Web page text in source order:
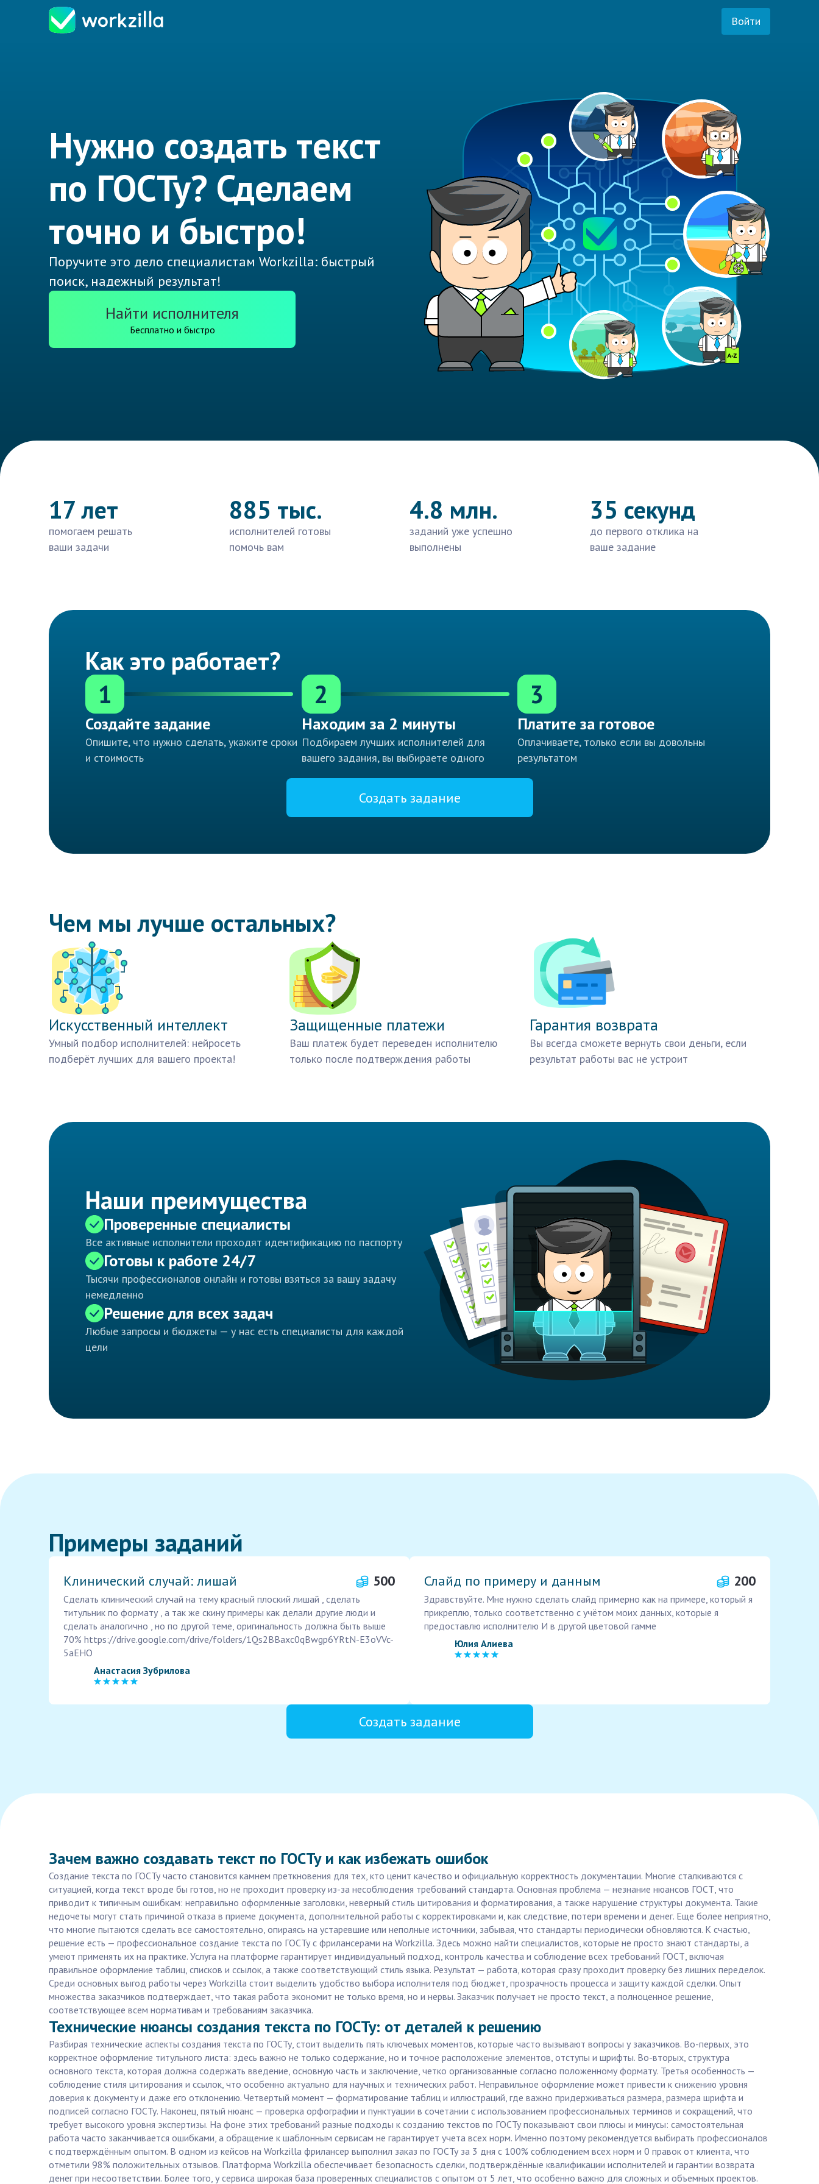
Войти
Нужно создать текст
по ГОСТу? Сделаем
точно и быстро!
Поручите это дело специалистам Workzilla: быстрый
поиск, надежный результат!
Найти исполнителя
Бесплатно и быстро
17 лет
помогаем решать
ваши задачи
885 тыс.
исполнителей готовы
помочь вам
4.8 млн.
заданий уже успешно
выполнены
35 секунд
до первого отклика на
ваше задание
Как это работает?
1
Создайте задание
Опишите, что нужно сделать, укажите сроки
и стоимость
2
Находим за 2 минуты
Подбираем лучших исполнителей для
вашего задания, вы выбираете одного
3
Платите за готовое
Оплачиваете, только если вы довольны
результатом
Создать задание
Чем мы лучше остальных?
Искусственный интеллект
Умный подбор исполнителей: нейросеть
подберёт лучших для вашего проекта!
Защищенные платежи
Ваш платеж будет переведен исполнителю
только после подтверждения работы
Гарантия возврата
Вы всегда сможете вернуть свои деньги, если
результат работы вас не устроит
Наши преимущества
Проверенные специалисты
Все активные исполнители проходят идентификацию по паспорту
Готовы к работе 24/7
Тысячи профессионалов онлайн и готовы взяться за вашу задачу
немедленно
Решение для всех задач
Любые запросы и бюджеты — у нас есть специалисты для каждой
цели
Примеры заданий
Клинический случай: лишай 500
Сделать клинический случай на тему красный плоский лишай , сделать
титульник по формату , а так же скину примеры как делали другие люди и
сделать аналогично , но по другой теме, оригинальность должна быть выше
70% https://drive.google.com/drive/folders/1Qs2BBaxc0qBwgp6YRtN-E3oVVc-
5aEHO
Анастасия Зубрилова
Слайд по примеру и данным 200
Здравствуйте. Мне нужно сделать слайд примерно как на примере, который я
прикреплю, только соответственно с учётом моих данных, которые я
предоставлю исполнителю И в другой цветовой гамме
Юлия Алиева
Создать задание
Зачем важно создавать текст по ГОСТу и как избежать ошибок
Создание текста по ГОСТу часто становится камнем преткновения для тех, кто ценит качество и официальную корректность документации. Многие сталкиваются с
ситуацией, когда текст вроде бы готов, но не проходит проверку из-за несоблюдения требований стандарта. Основная проблема — незнание нюансов ГОСТ, что
приводит к типичным ошибкам: неправильно оформленные заголовки, неверный стиль цитирования и форматирования, а также нарушение структуры документа. Такие
недочеты могут стать причиной отказа в приеме документа, дополнительной работы с корректировками и, как следствие, потери времени и денег. Еще более неприятно,
что многие пытаются сделать все самостоятельно, опираясь на устаревшие или неполные источники, забывая, что стандарты периодически обновляются. К счастью,
решение есть — профессиональное создание текста по ГОСТу с фрилансерами на Workzilla. Здесь можно найти специалистов, которые не просто знают стандарты, а
умеют применять их на практике. Услуга на платформе гарантирует индивидуальный подход, контроль качества и соблюдение всех требований ГОСТ, включая
правильное оформление таблиц, списков и ссылок, а также соответствующий стиль языка. Результат — работа, которая сразу проходит проверку без лишних переделок.
Среди основных выгод работы через Workzilla стоит выделить удобство выбора исполнителя под бюджет, прозрачность процесса и защиту каждой сделки. Опыт
множества заказчиков подтверждает, что такая работа экономит не только время, но и нервы. Заказчик получает не просто текст, а полноценное решение,
соответствующее всем нормативам и требованиям заказчика.
Технические нюансы создания текста по ГОСТу: от деталей к решению
Разбирая технические аспекты создания текста по ГОСТу, стоит выделить пять ключевых моментов, которые часто вызывают вопросы у заказчиков. Во-первых, это
корректное оформление титульного листа: здесь важно не только содержание, но и точное расположение элементов, отступы и шрифты. Во-вторых, структура
основного текста, которая должна содержать введение, основную часть и заключение, четко организованные согласно положенному формату. Третья особенность —
соблюдение стиля цитирования и ссылок, что особенно актуально для научных и технических работ. Неправильное оформление может привести к снижению уровня
доверия к документу и даже его отклонению. Четвертый момент — форматирование таблиц и иллюстраций, где важно придерживаться размера, размера шрифта и
подписей согласно ГОСТу. Наконец, пятый нюанс — проверка орфографии и пунктуации в сочетании с использованием профессиональных терминов и сокращений, что
требует высокого уровня экспертизы. На фоне этих требований разные подходы к созданию текстов по ГОСТу показывают свои плюсы и минусы: самостоятельная
работа часто заканчивается ошибками, а обращение к шаблонным сервисам не гарантирует учета всех норм. Именно поэтому рекомендуется выбирать профессионалов
с подтверждённым опытом. В одном из кейсов на Workzilla фрилансер выполнил заказ по ГОСТу за 3 дня с 100% соблюдением всех норм и 0 правок от клиента, что
отметили 98% положительных отзывов. Платформа Workzilla обеспечивает безопасность сделки, подтверждённые квалификации исполнителей и гарантии возврата
денег при несоответствии. Более того, у сервиса широкая база проверенных специалистов с опытом от 5 лет, что особенно важно для сложных и объемных проектов.